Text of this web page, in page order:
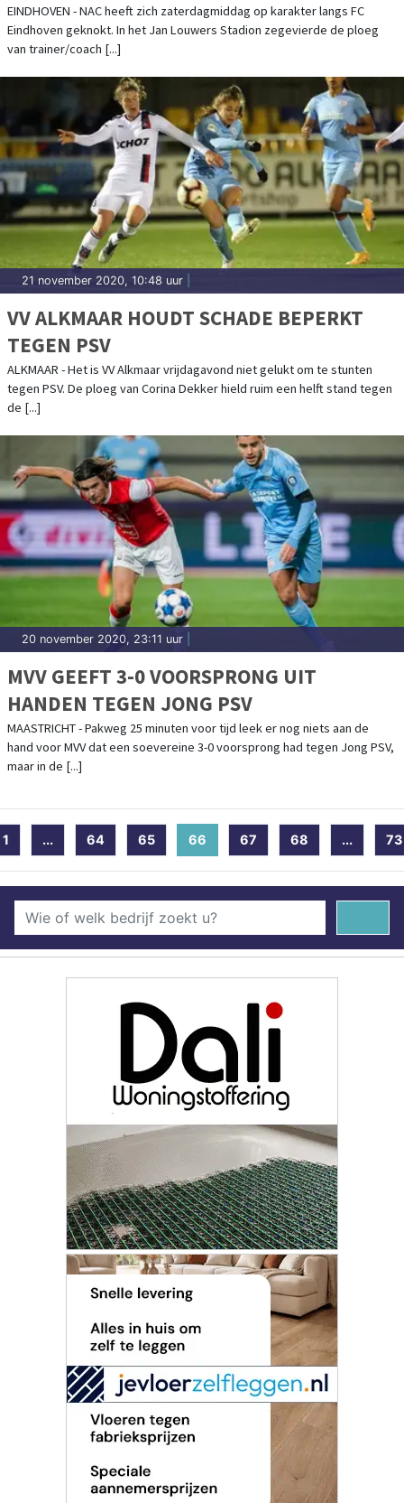
EINDHOVEN - NAC heeft zich zaterdagmiddag op karakter langs FC
Eindhoven geknokt. In het Jan Louwers Stadion zegevierde de ploeg
van trainer/coach [...]
21 november 2020, 10:48 uur
VV ALKMAAR HOUDT SCHADE BEPERKT
TEGEN PSV
ALKMAAR - Het is VV Alkmaar vrijdagavond niet gelukt om te stunten
tegen PSV. De ploeg van Corina Dekker hield ruim een helft stand tegen
de [...]
20 november 2020, 23:11 uur
MVV GEEFT 3-0 VOORSPRONG UIT
HANDEN TEGEN JONG PSV
MAASTRICHT - Pakweg 25 minuten voor tijd leek er nog niets aan de
hand voor MVV dat een soevereine 3-0 voorsprong had tegen Jong PSV,
maar in de [...]
1 ... 64 65 66 (current)
67 68 ... 73